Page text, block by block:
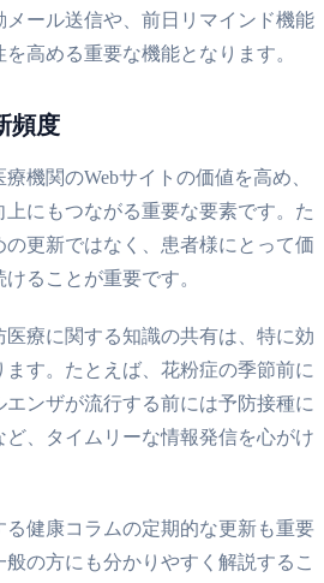
メール送信や、前日リマインド機能
高める重要な機能となります。
頻度
機関のWebサイトの価値を高め、
にもつながる重要な要素です。た
更新ではなく、患者様にとって価
ることが重要です。
療に関する知識の共有は、特に効
す。たとえば、花粉症の季節前に
ンザが流行する前には予防接種に
、タイムリーな情報発信を心がけ
る健康コラムの定期的な更新も重要
の方にも分かりやすく解説するこ